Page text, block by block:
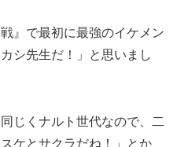
』で最初に最強のイケメン
シ先生だ！」と思いまし
じくナルト世代なので、二
ケとサクラだね！」とか、